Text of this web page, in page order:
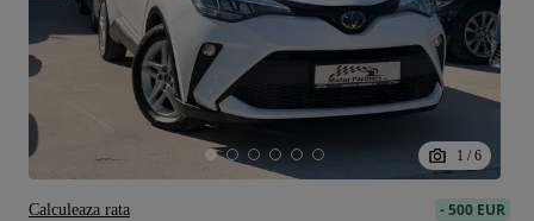
1 / 6
-500 EUR
Calculeaza rata